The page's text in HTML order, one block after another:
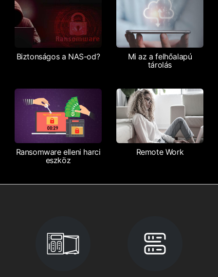
Biztonságos a NAS-od?
Mi az a felhőalapú
tárolás
Ransomware elleni harci
eszköz
Remote Work